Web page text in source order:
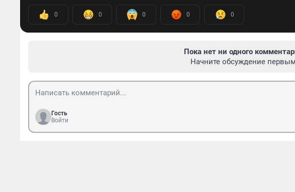
0 0 0 0 0
Пока нет ни одного
Начните обсуждение
Гость
Войти